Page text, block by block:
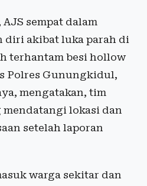
sempat dalam
diri akibat luka parah di
terhantam besi hollow
Polres Gunungkidul,
mengatakan, tim
lokasi dan
setelah laporan
warga sekitar dan